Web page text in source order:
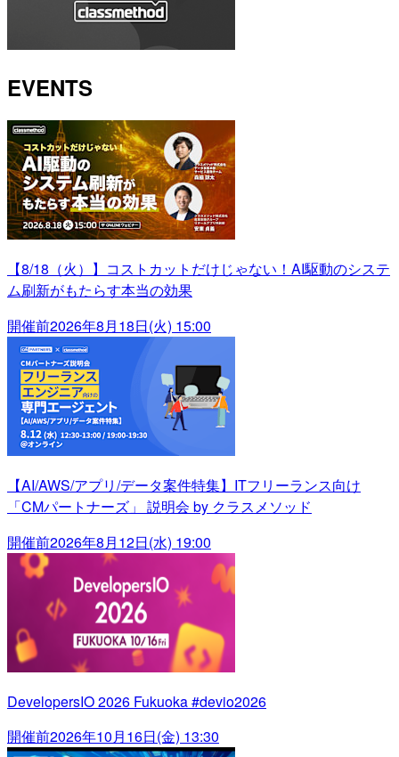
EVENTS
【8/18（火）】コストカットだけじゃない！AI駆動のシステ
ム刷新がもたらす本当の効果
開催前2026年8月18日(火) 15:00
【AI/AWS/アプリ/データ案件特集】ITフリーランス向け
「CMパートナーズ」 説明会 by クラスメソッド
開催前2026年8月12日(水) 19:00
DevelopersIO 2026 Fukuoka #devio2026
開催前2026年10月16日(金) 13:30